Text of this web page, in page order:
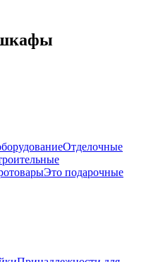
Отделочные
Это подарочные